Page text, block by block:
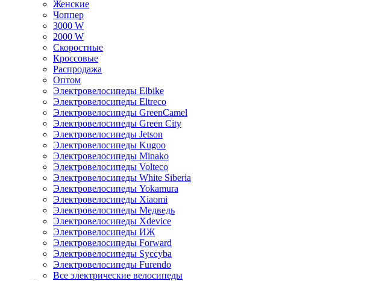
Женские
Чоппер
3000 W
2000 W
Скоростные
Кроссовые
Распродажа
Оптом
Электровелосипеды Elbike
Электровелосипеды Eltreco
Электровелосипеды GreenCamel
Электровелосипеды Green City
Электровелосипеды Jetson
Электровелосипеды Kugoo
Электровелосипеды Minako
Электровелосипеды Volteco
Электровелосипеды White Siberia
Электровелосипеды Yokamura
Электровелосипеды Xiaomi
Электровелосипеды Медведь
Электровелосипеды Xdevice
Электровелосипеды ИЖ
Электровелосипеды Forward
Электровелосипеды Syccyba
Электровелосипеды Furendo
Все электрические велосипеды